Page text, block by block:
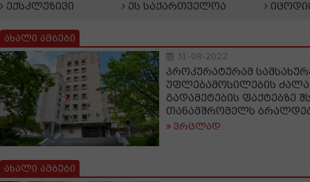
ექსკლუზივი
ეს საქართველოა
ახალი ამბები
31-08-2022
პროკურატურამ
უფლებამოსილების
გადამეტების ფაქტებზე
თანამშრომელს
ვრცლად
ახალი ამბები